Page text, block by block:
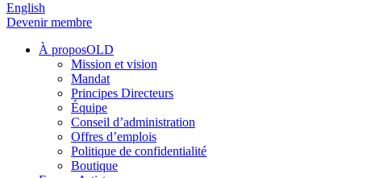
English
Devenir membre
À proposOLD
Mission et vision
Mandat
Principes Directeurs
Équipe
Conseil d’administration
Offres d’emplois
Politique de confidentialité
Boutique